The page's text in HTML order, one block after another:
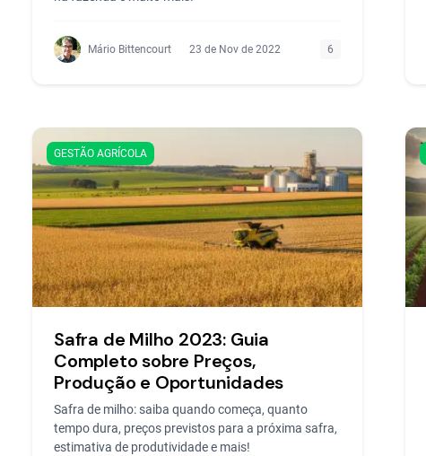
Mário Bittencourt 23 de Nov de 2022 6
GESTÃO AGRÍCOLA
Safra de Milho 2023: Guia
Completo sobre Preços,
Produção e Oportunidades
Safra de milho: saiba quando começa, quanto
tempo dura, preços previstos para a próxima safra,
estimativa de produtividade e mais!